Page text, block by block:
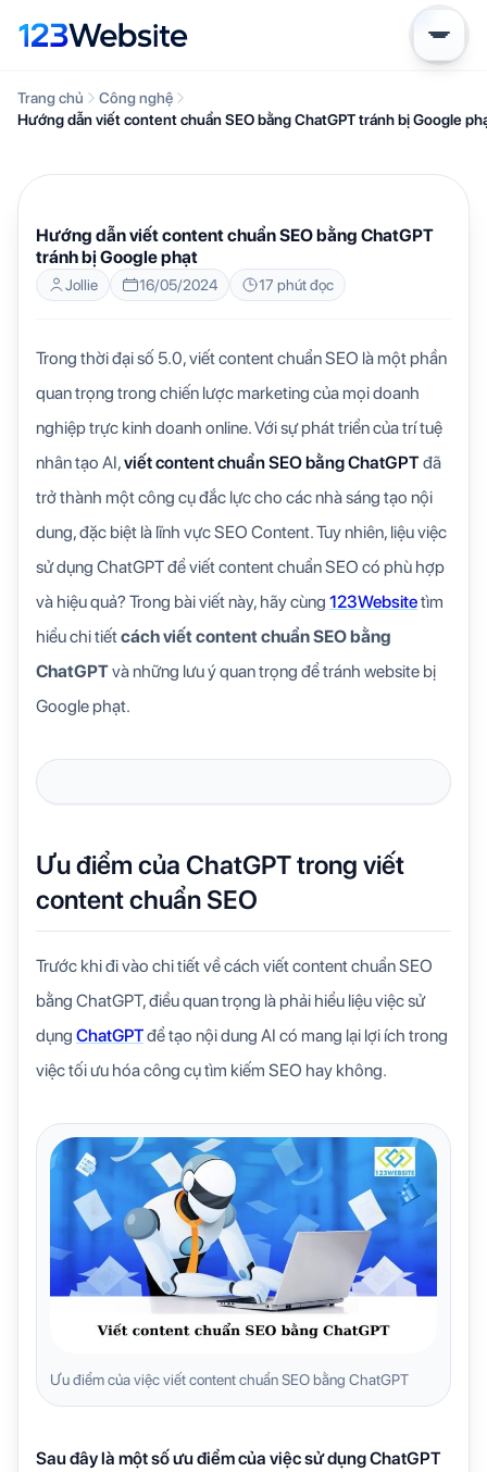
Trang chủ
Công nghệ
Hướng dẫn viết content chuẩn SEO bằng ChatGPT tránh bị Google
Hướng dẫn viết content chuẩn SEO bằng ChatGPT
tránh bị Google phạt
Jollie 16/05/2024 17 phút đọc
Trong thời đại số 5.0,viết content chuẩn SEO là một phần
quan trọng trong chiến lược marketing của mọi doanh
nghiệp trực kinh doanh online. Với sự phát triển của trí tuệ
nhân tạo AI,viết content chuẩn SEO bằng ChatGPTđã
trở thành một công cụ đắc lực cho các nhà sáng tạo nội
dung, đặc biệt là lĩnh vực SEO Content. Tuy nhiên, liệu việc
sử dụng ChatGPT để viết content chuẩn SEO có phù hợp
và hiệu quả? Trong bài viết này, hãy cùng 123Websitetìm
hiểu chi tiếtcách viết content chuẩn SEO bằng
ChatGPTvà những lưu ý quan trọng để tránh website bị
Google phạt.
Ưu điểm của ChatGPT trong viết
content chuẩn SEO
Trước khi đi vào chi tiết về cách viết content chuẩn SEO
bằng ChatGPT, điều quan trọng là phải hiểu liệu việc sử
dụng ChatGPTđể tạo nội dung AI có mang lại lợi ích trong
việc tối ưu hóa công cụ tìm kiếm SEO hay không.
Ưu điểm của việc viết content chuẩn SEO bằng ChatGPT
Sau đây là một số ưu điểm của việc sử dụng ChatGPT